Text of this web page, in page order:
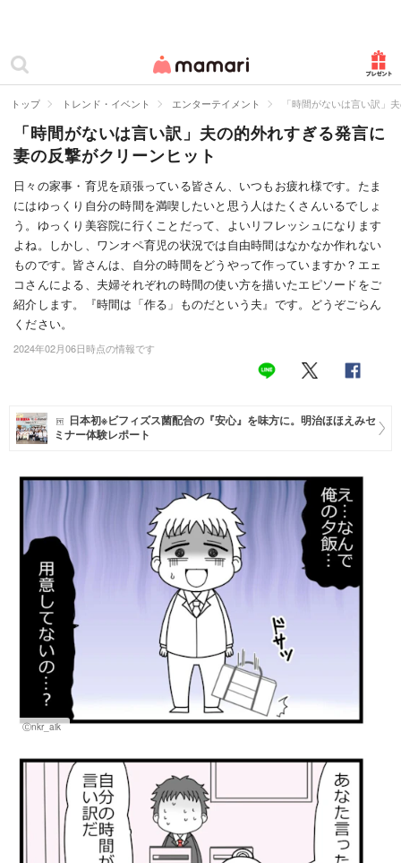
ママリ
カテゴリー一覧
妊娠
出産
赤ちゃん・育児
子育て・家族
病院
美容・ファッション
お仕事
マネー
トップ トレンド・イベント エンターテイメント 「時間がないは言い訳」
「時間がないは言い訳」夫の的外れすぎる発言に
妻の反撃がクリーンヒット
日々の家事・育児を頑張っている皆さん、いつもお疲れ様です。たま
にはゆっくり自分の時間を満喫したいと思う人はたくさんいるでしょ
う。ゆっくり美容院に行くことだって、よいリフレッシュになります
よね。しかし、ワンオペ育児の状況では自由時間はなかなか作れない
ものです。皆さんは、自分の時間をどうやって作っていますか？エェ
コさんによる、夫婦それぞれの時間の使い方を描いたエピソードをご
紹介します。『時間は「作る」ものだという夫』です。どうぞごらん
ください。
2024年02月06日時点の情報です
日本初※ビフィズス菌配合の『安心』を味方に。明治ほほえみセ
ミナー体験レポート
Ⓒnkr_aik